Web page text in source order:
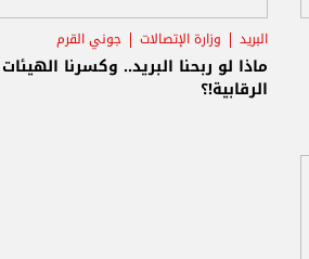
البريد وزارة الإتصالات جوني القرم
ماذا لو ربحنا البريد.. وكسرنا الهيئات
الرقابية!؟